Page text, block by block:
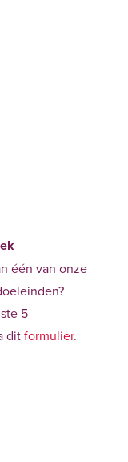
één van onze
5
ditformulier.